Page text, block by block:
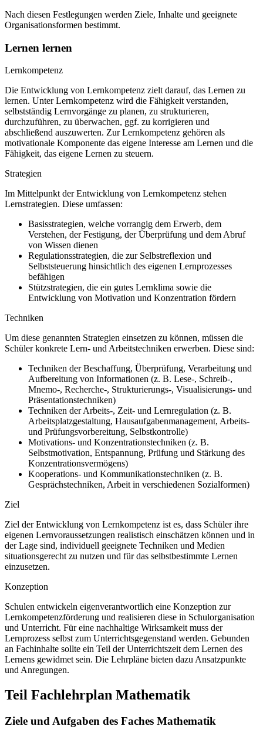
Nach diesen Festlegungen werden Ziele, Inhalte und geeignete
Organisationsformen bestimmt.
Lernen lernen
Lernkompetenz
Die Entwicklung von Lernkompetenz zielt darauf, das Lernen zu
lernen. Unter Lernkompetenz wird die Fähigkeit verstanden,
selbstständig Lernvorgänge zu planen, zu strukturieren,
durchzuführen, zu überwachen, ggf. zu korrigieren und
abschließend auszuwerten. Zur Lernkompetenz gehören als
motivationale Komponente das eigene Interesse am Lernen und die
Fähigkeit, das eigene Lernen zu steuern.
Strategien
Im Mittelpunkt der Entwicklung von Lernkompetenz stehen
Lernstrategien. Diese umfassen:
Basisstrategien, welche vorrangig dem Erwerb, dem
Verstehen, der Festigung, der Überprüfung und dem Abruf
von Wissen dienen
Regulationsstrategien, die zur Selbstreflexion und
Selbststeuerung hinsichtlich des eigenen Lernprozesses
befähigen
Stützstrategien, die ein gutes Lernklima sowie die
Entwicklung von Motivation und Konzentration fördern
Techniken
Um diese genannten Strategien einsetzen zu können, müssen die
Schüler konkrete Lern- und Arbeitstechniken erwerben. Diese sind:
Techniken der Beschaffung, Überprüfung, Verarbeitung und
Aufbereitung von Informationen (z. B. Lese-, Schreib-,
Mnemo-, Recherche-, Strukturierungs-, Visualisierungs- und
Präsentationstechniken)
Techniken der Arbeits-, Zeit- und Lernregulation (z. B.
Arbeitsplatzgestaltung, Hausaufgabenmanagement, Arbeits-
und Prüfungsvorbereitung, Selbstkontrolle)
Motivations- und Konzentrationstechniken (z. B.
Selbstmotivation, Entspannung, Prüfung und Stärkung des
Konzentrationsvermögens)
Kooperations- und Kommunikationstechniken (z. B.
Gesprächstechniken, Arbeit in verschiedenen Sozialformen)
Ziel
Ziel der Entwicklung von Lernkompetenz ist es, dass Schüler ihre
eigenen Lernvoraussetzungen realistisch einschätzen können und in
der Lage sind, individuell geeignete Techniken und Medien
situationsgerecht zu nutzen und für das selbstbestimmte Lernen
einzusetzen.
Konzeption
Schulen entwickeln eigenverantwortlich eine Konzeption zur
Lernkompetenzförderung und realisieren diese in Schulorganisation
und Unterricht. Für eine nachhaltige Wirksamkeit muss der
Lernprozess selbst zum Unterrichtsgegenstand werden. Gebunden
an Fachinhalte sollte ein Teil der Unterrichtszeit dem Lernen des
Lernens gewidmet sein. Die Lehrpläne bieten dazu Ansatzpunkte
und Anregungen.
Teil Fachlehrplan Mathematik
Ziele und Aufgaben des Faches Mathematik